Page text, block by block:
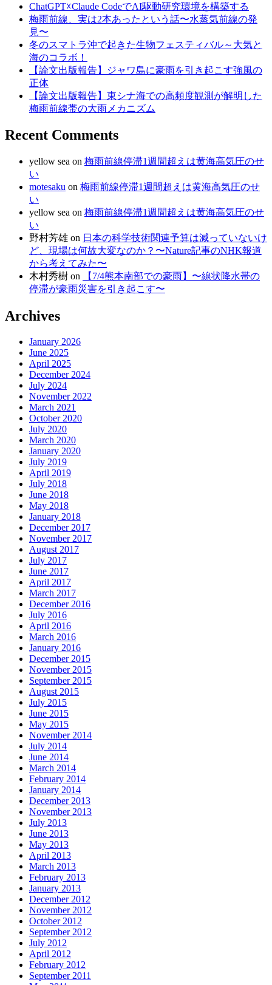
ChatGPT☓Claude CodeでAI駆動研究環境を構築する
梅雨前線、実は2本あったという話〜水蒸気前線の発
見〜
冬のスマトラ沖で起きた生物フェスティバル～大気と
海のコラボ！
【論文出版報告】ジャワ島に豪雨を引き起こす強風の
正体
【論文出版報告】東シナ海での高頻度観測が解明した
梅雨前線帯の大雨メカニズム
Recent Comments
yellow sea on 梅雨前線停滞1週間超えは黄海高気圧のせ
い
motesaku on 梅雨前線停滞1週間超えは黄海高気圧のせ
い
yellow sea on 梅雨前線停滞1週間超えは黄海高気圧のせ
い
野村芳雄 on 日本の科学技術関連予算は減っていないけ
ど、現場は何故大変なのか？〜Nature記事のNHK報道
から考えてみた〜
木村秀樹 on
【7/4熊本南部での豪雨】〜線状降水帯の
停滞が豪雨災害を引き起こす〜
Archives
January 2026
June 2025
April 2025
December 2024
July 2024
November 2022
March 2021
October 2020
July 2020
March 2020
January 2020
July 2019
April 2019
July 2018
June 2018
May 2018
January 2018
December 2017
November 2017
August 2017
July 2017
June 2017
April 2017
March 2017
December 2016
July 2016
April 2016
March 2016
January 2016
December 2015
November 2015
September 2015
August 2015
July 2015
June 2015
May 2015
November 2014
July 2014
June 2014
March 2014
February 2014
January 2014
December 2013
November 2013
July 2013
June 2013
May 2013
April 2013
March 2013
February 2013
January 2013
December 2012
November 2012
October 2012
September 2012
July 2012
April 2012
February 2012
September 2011